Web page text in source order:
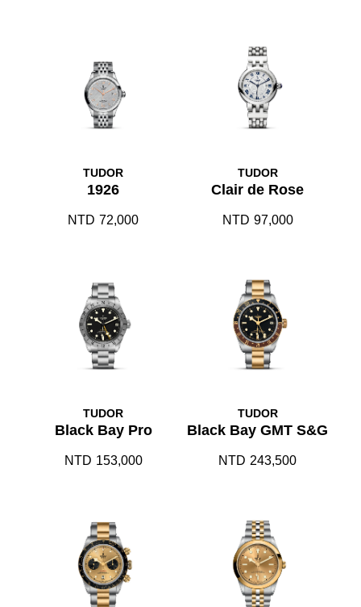
TUDOR
1926
NTD 72,000
TUDOR
Clair de Rose
NTD 97,000
TUDOR
Black Bay Pro
NTD 153,000
TUDOR
Black Bay GMT S&G
NTD 243,500